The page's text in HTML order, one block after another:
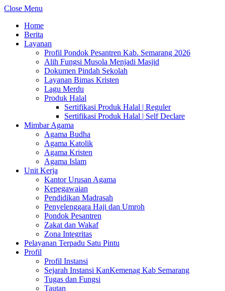
Close Menu
Home
Berita
Layanan
Profil Pondok Pesantren Kab. Semarang 2026
Alih Fungsi Musola Menjadi Masjid
Dokumen Pindah Sekolah
Layanan Bimas Kristen
Lagu Merdu
Produk Halal
Sertifikasi Produk Halal | Reguler
Sertifikasi Produk Halal | Self Declare
Mimbar Agama
Agama Budha
Agama Katolik
Agama Kristen
Agama Islam
Unit Kerja
Kantor Urusan Agama
Kepegawaian
Pendidikan Madrasah
Penyelenggara Haji dan Umroh
Pondok Pesantren
Zakat dan Wakaf
Zona Integritas
Pelayanan Terpadu Satu Pintu
Profil
Profil Instansi
Sejarah Instansi KanKemenag Kab Semarang
Tugas dan Fungsi
Tautan